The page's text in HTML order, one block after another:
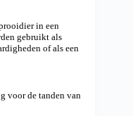
in een
gebruikt als
of als een
voor de tanden van